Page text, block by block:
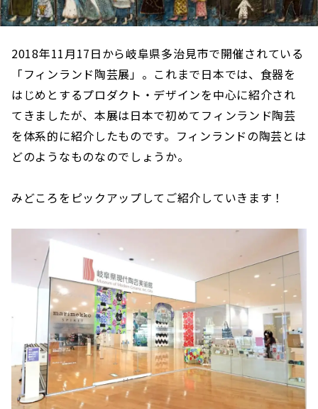
2018年11月17日から岐阜県多治見市で開催されている
「フィンランド陶芸展」。これまで日本では、食器を
はじめとするプロダクト・デザインを中心に紹介され
てきましたが、本展は日本で初めてフィンランド陶芸
を体系的に紹介したものです。フィンランドの陶芸とは
どのようなものなのでしょうか。
みどころをピックアップしてご紹介していきます！